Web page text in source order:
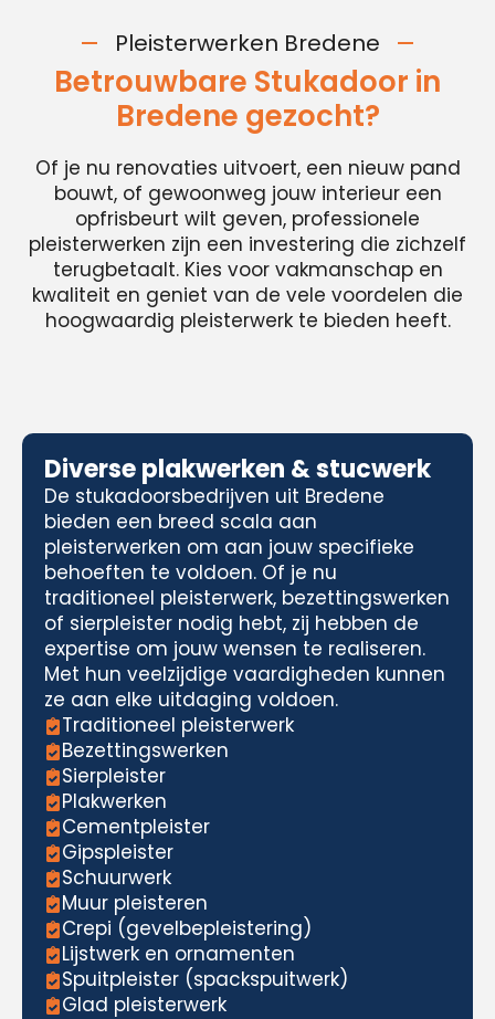
Pleisterwerken Bredene
Betrouwbare Stukadoor in
Bredene gezocht?
Of je nu renovaties uitvoert, een nieuw pand
bouwt, of gewoonweg jouw interieur een
opfrisbeurt wilt geven, professionele
pleisterwerken zijn een investering die zichzelf
terugbetaalt. Kies voor vakmanschap en
kwaliteit en geniet van de vele voordelen die
hoogwaardig pleisterwerk te bieden heeft.
Diverse plakwerken & stucwerk
De stukadoorsbedrijven uit Bredene
bieden een breed scala aan
pleisterwerken om aan jouw specifieke
behoeften te voldoen. Of je nu
traditioneel pleisterwerk, bezettingswerken
of sierpleister nodig hebt, zij hebben de
expertise om jouw wensen te realiseren.
Met hun veelzijdige vaardigheden kunnen
ze aan elke uitdaging voldoen.
Traditioneel pleisterwerk
Bezettingswerken
Sierpleister
Plakwerken
Cementpleister
Gipspleister
Schuurwerk
Muur pleisteren
Crepi (gevelbepleistering)
Lijstwerk en ornamenten
Spuitpleister (spackspuitwerk)
Glad pleisterwerk